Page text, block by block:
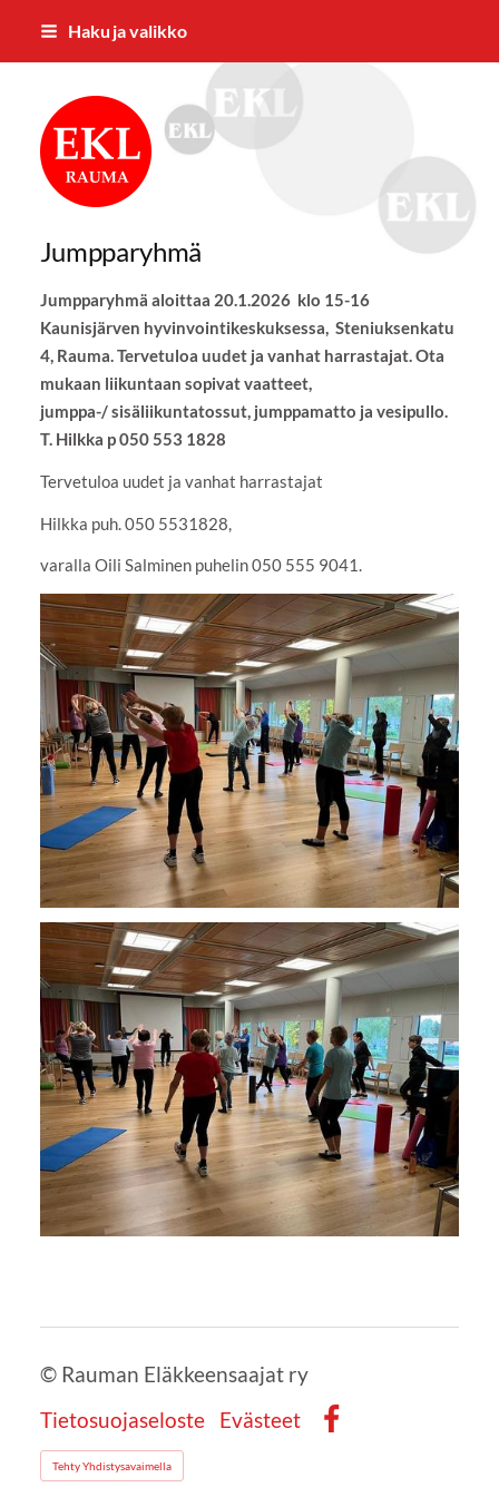
Siirry
Haku ja valikko
Rauman Eläkkeensaajat ry
Jumpparyhmä
Jumpparyhmä aloittaa 20.1.2026 klo 15-16
Kaunisjärven hyvinvointikeskuksessa, Steniuksenkatu
4, Rauma. Tervetuloa uudet ja vanhat harrastajat. Ota
mukaan liikuntaan sopivat vaatteet,
jumppa-/ sisäliikuntatossut, jumppamatto ja vesipullo.
T. Hilkka p 050 553 1828
Tervetuloa uudet ja vanhat harrastajat
Hilkka puh. 050 5531828,
varalla Oili Salminen puhelin 050 555 9041.
© Rauman Eläkkeensaajat ry
Tietosuojaseloste
Evästeet
Tehty Yhdistysavaimella